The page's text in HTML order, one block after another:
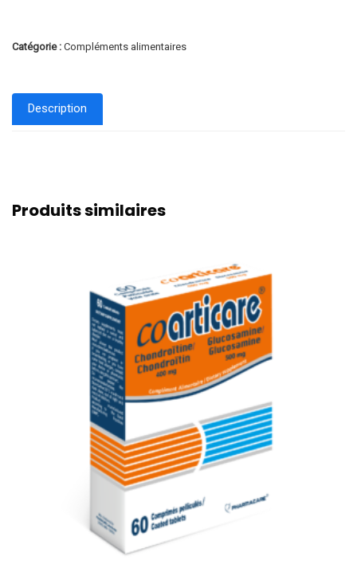
Catégorie : Compléments alimentaires
Description
Produits similaires